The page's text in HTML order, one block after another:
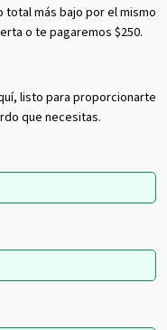
más bajo por el mismo
o te pagaremos $250.
listo para proporcionarte
que necesitas.